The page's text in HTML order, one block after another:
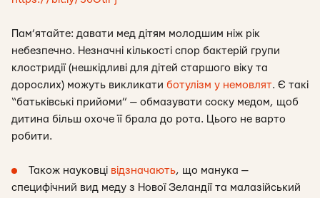
Пам’ятайте: давати мед дітям молодшим ніж рік
небезпечно. Незначні кількості спор бактерій групи
клостридії (нешкідливі для дітей старшого віку та
дорослих) можуть викликати ботулізм у немовлят. Є такі
“батьківські прийоми” — обмазувати соску медом, щоб
дитина більш охоче її брала до рота. Цього не варто
робити.
Також науковці відзначають, що манука —
специфічний вид меду з Нової Зеландії та малазійський